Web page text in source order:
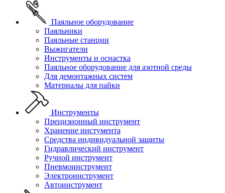
Паяльное оборудование
Паяльники
Паяльные станции
Выжигатели
Инструменты и оснастка
Паяльное оборудование для азотной среды
Для демонтажных систем
Материалы для пайки
Инструменты
Прецизионный инструмент
Хранение инстумента
Средства индивидуальной защиты
Гидравлический инструмент
Ручной инструмент
Пневмоинструмент
Электроинструмент
Автоинструмент